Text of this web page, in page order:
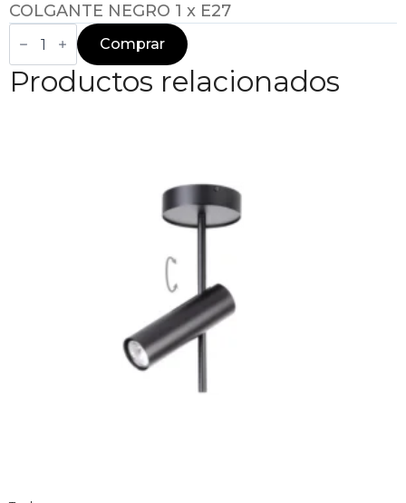
COLGANTE NEGRO 1 x E27
XPO
Comprar
Productos relacionados